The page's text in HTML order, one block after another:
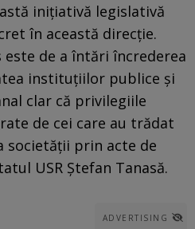
iniţiativă legislativă
în această direcţie.
este de a întări încrederea
instituţiilor publice şi
clar că privilegiile
de cei care au trădat
societăţii prin acte de
USR Ştefan Tanasă.
ADVERTISING